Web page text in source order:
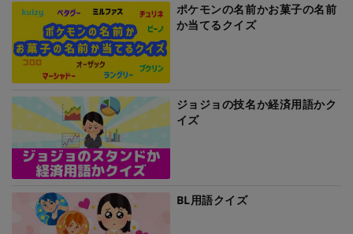
ポケモンの名前かお菓子の名前
か当てるクイズ
ジョジョの技名か経済用語かク
イズ
BL用語クイズ